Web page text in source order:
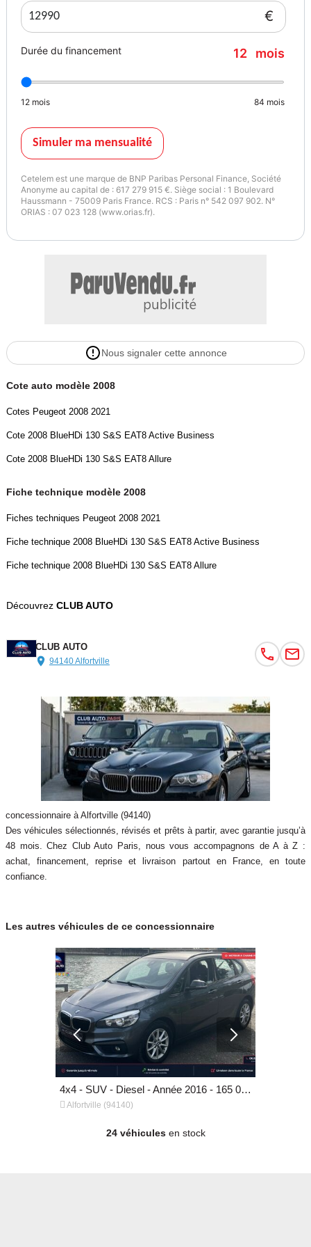
Couleur
Noir
Garantie mécanique
3 mois
€
Durée du financement 12 mois
12 mois 84 mois
Simuler ma mensualité
Cetelem est une marque de BNP Paribas Personal Finance, Société
Anonyme au capital de : 617 279 915 €. Siège social : 1 Boulevard
Haussmann - 75009 Paris France. RCS : Paris n° 542 097 902. N°
ORIAS : 07 023 128 (www.orias.fr).
Nous signaler cette annonce
Cote auto modèle 2008
Cotes Peugeot 2008 2021
Cote 2008 BlueHDi 130 S&S EAT8 Active Business
Cote 2008 BlueHDi 130 S&S EAT8 Allure
Fiche technique modèle 2008
Fiches techniques Peugeot 2008 2021
Fiche technique 2008 BlueHDi 130 S&S EAT8 Active Business
Fiche technique 2008 BlueHDi 130 S&S EAT8 Allure
Découvrez CLUB AUTO
CLUB AUTO
94140 Alfortville
concessionnaire à Alfortville (94140)
Des véhicules sélectionnés, révisés et prêts à partir, avec garantie jusqu’à
48 mois. Chez Club Auto Paris, nous vous accompagnons de A à Z :
achat, financement, reprise et livraison partout en France, en toute
confiance.
Les autres véhicules de ce concessionnaire
4x4 - SUV - Diesel - Année 2016 - 165 000 km, 10 990 €
 Alfortville (94140)
24 véhiculesen stock